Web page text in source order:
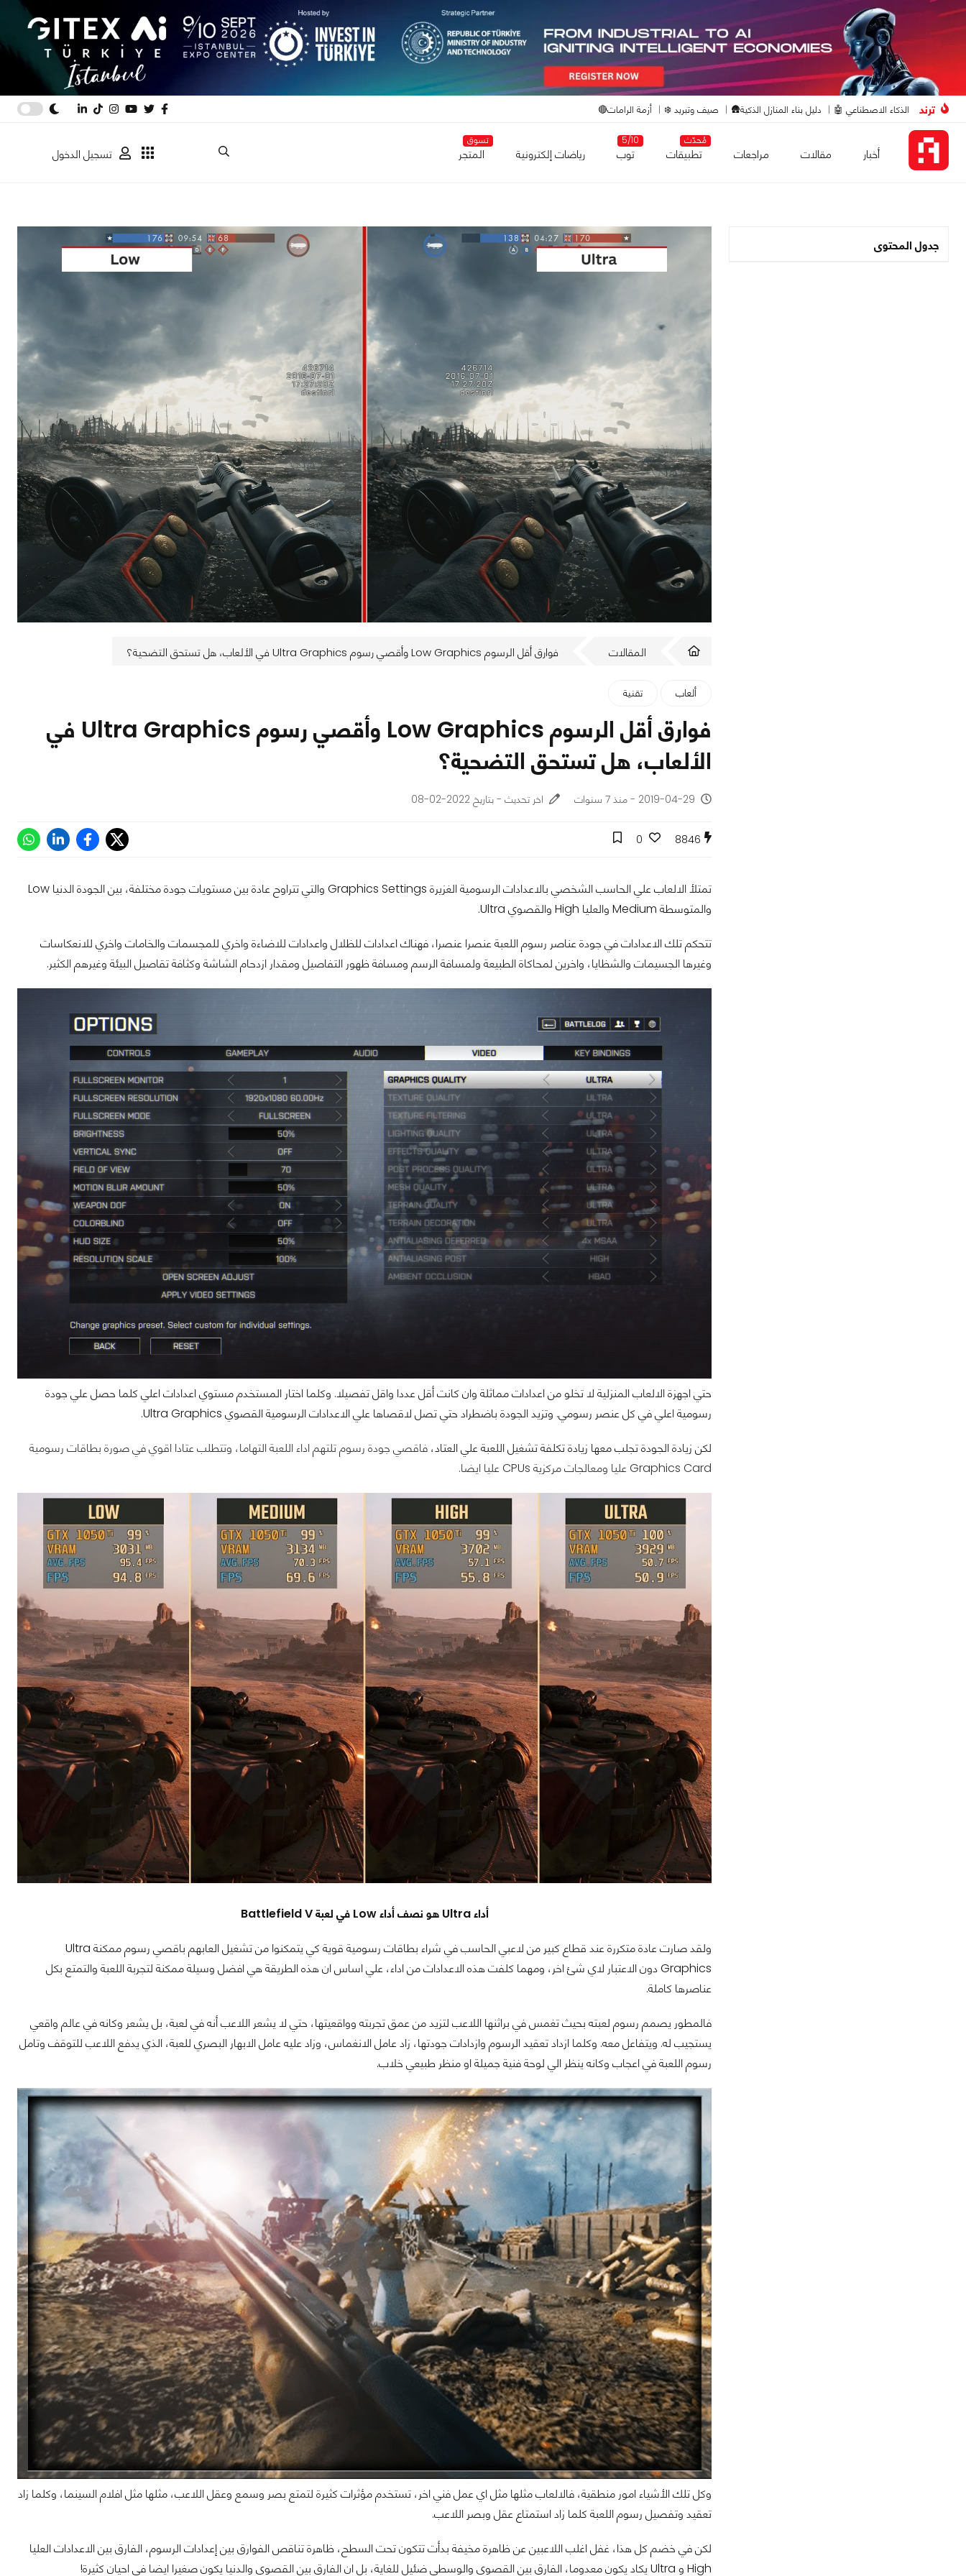
ترند الذكاء الاصطناعي 🤖 دليل بناء المنازل الذكية🛖 صيف وتبريد ❄️ أزمة الرامات🔴
أخبار مقالات مراجعات
مُحدّث
تطبيقات
5/10
توب رياضات إلكترونية
تسوق
المتجر تسجيل الدخول
جدول المحتوى
المقالات فوارق أقل الرسوم Low Graphics وأقصي رسوم Ultra Graphics في الألعاب، هل تستحق التضحية؟
ألعاب تقنية
فوارق أقل الرسوم Low Graphics وأقصي رسوم Ultra Graphics في
الألعاب، هل تستحق التضحية؟
2019-04-29 - منذ 7 سنوات اخر تحديث - بتاريخ 2022-02-08
8846
0
تمتلأ الالعاب علي الحاسب الشخصي بالاعدادات الرسومية الغزيرة Graphics Settings والتي تتراوح عادة بين مستويات جودة مختلفة، بين الجودة الدنيا Low
والمتوسطة Medium والعليا High والقصوي Ultra.
تتحكم تلك الاعدادات في جودة عناصر رسوم اللعبة عنصرا عنصرا، فهناك اعدادات للظلال واعدادات للاضاءة واخري للمجسمات والخامات واخري للانعكاسات
وغيرها الجسيمات والشظايا، واخرين لمحاكاة الطبيعة ولمسافة الرسم ومسافة ظهور التفاصيل ومقدار ازدحام الشاشة وكثافة تقاصيل البيئة وغيرهم الكثير.
حتي اجهزة الالعاب المنزلية لا تخلو من اعدادات مماثلة وان كانت أقل عددا واقل تفصيلا. وكلما اختار المستخدم مستوي اعدادات اعلي كلما حصل علي جودة
رسومية اعلي في كل عنصر رسومي. وتزيد الجودة باضطراد حتي تصل لاقصاها علي الاعدادات الرسومية القصوي Ultra Graphics.
لكن زيادة الجودة تجلب معها زيادة تكلفة تشغيل اللعبة علي العتاد، فاقصي جودة رسوم تلتهم اداء اللعبة التهاما، وتتطلب عتادا اقوي في صورة بطاقات رسومية
Graphics Card عليا ومعالجات مركزية CPUs عليا ايضا.
أداء Ultra هو نصف أداء Low في لعبة Battlefield V
ولقد صارت عادة متكررة عند قطاع كبير من لاعبي الحاسب في شراء بطاقات رسومية قوية كي يتمكنوا من تشغيل العابهم باقصي رسوم ممكنة Ultra
Graphics دون الاعتبار لاي شئ اخر، ومهما كلفت هذه الاعدادات من اداء، علي اساس ان هذه الطريقة هي افضل وسيلة ممكنة لتجربة اللعبة والتمتع بكل
عناصرها كاملة.
فالمطور يصمم رسوم لعبته بحيث تغمس في براثنها اللاعب لتزيد من عمق تجربته وواقعيتها، حتي لا يشعر اللاعب أنه في لعبة، بل يشعر وكانه في عالم واقعي
يستجيب له. ويتفاعل معه. وكلما ازداد تعقيد الرسوم وازدادات جودتها، زاد عامل الانغماس، وزاد عليه عامل الابهار البصري للعبة، الذي يدفع اللاعب للتوقف وتامل
رسوم اللعبة في اعجاب وكانه ينظر الي لوحة فنية جميلة او منظر طبيعي خلاب.
وكل تلك الأشياء امور منطقية، فالالعاب مثلها مثل اي عمل فني اخر، تستخدم مؤثرات كثيرة لتمتع بصر وسمع وعقل اللاعب، مثلها مثل افلام السينما، وكلما زاد
تعقيد وتفصيل رسوم اللعبة كلما زاد استمتاع عقل وبصر اللاعب.
لكن في خضم كل هذا، غفل اغلب اللاعبين عن ظاهرة مخيفة بدأت تتكون تحت السطح، ظاهرة تناقص الفوارق بين إعدادات الرسوم، الفارق بين الاعدادات العليا
High و Ultra يكاد يكون معدوما، الفارق بين القصوي والوسطي ضئيل للغاية، بل ان الفارق بين القصوي والدنيا يكون صغيرا ايضا في احيان كثيرة!